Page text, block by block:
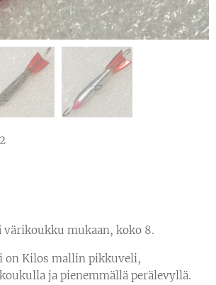
värikoukku mukaan, koko 8.
on Kilos mallin pikkuveli,
ja pienemmällä perälevyllä.